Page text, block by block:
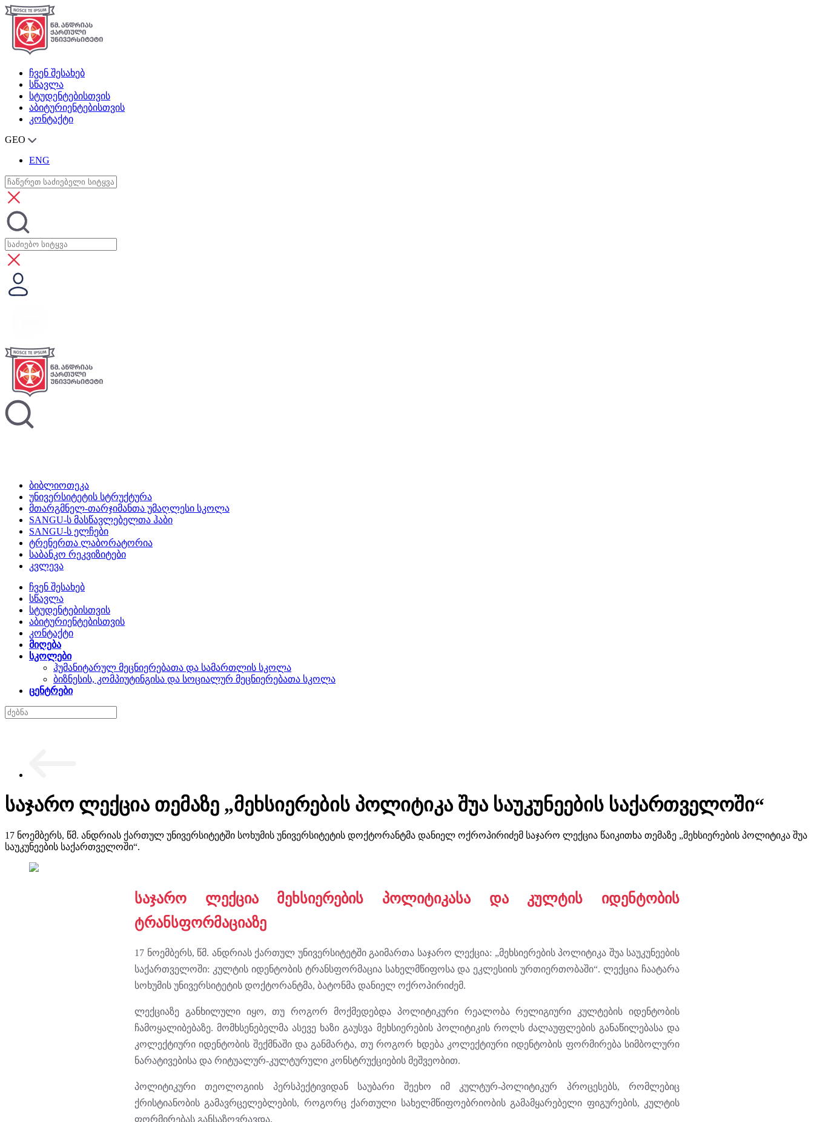
ჩვენ შესახებ
სწავლა
სტუდენტებისთვის
აბიტურიენტებისთვის
კონტაქტი
GEO
ENG
ბიბლიოთეკა
უნივერსიტეტის სტრუქტურა
მთარგმნელ-თარჯიმანთა უმაღლესი სკოლა
SANGU-ს მასწავლებელთა ჰაბი
SANGU-ს ელჩები
ტრენერთა ლაბორატორია
საბანკო რეკვიზიტები
კვლევა
ჩვენ შესახებ
სწავლა
სტუდენტებისთვის
აბიტურიენტებისთვის
კონტაქტი
მიღება
სკოლები
ჰუმანიტარულ მეცნიერებათა და სამართლის სკოლა
ბიზნესის, კომპიუტინგისა და სოციალურ მეცნიერებათა სკოლა
ცენტრები
საჯარო ლექცია თემაზე „მეხსიერების პოლიტიკა შუა საუკუნეების საქართველოში“
17 ნოემბერს, წმ. ანდრიას ქართულ უნივერსიტეტში სოხუმის უნივერსიტეტის დოქტორანტმა დანიელ ოქროპირიძემ საჯარო ლექცია წაიკითხა თემაზე „მეხსიერების პოლიტიკა შუა
საუკუნეების საქართველოში“.
საჯარო ლექცია მეხსიერების პოლიტიკასა და კულტის იდენტობის
ტრანსფორმაციაზე
17 ნოემბერს, წმ. ანდრიას ქართულ უნივერსიტეტში გაიმართა საჯარო ლექცია: „მეხსიერების პოლიტიკა შუა საუკუნეების
საქართველოში: კულტის იდენტობის ტრანსფორმაცია სახელმწიფოსა და ეკლესიის ურთიერთობაში“. ლექცია ჩაატარა
სოხუმის უნივერსიტეტის დოქტორანტმა, ბატონმა დანიელ ოქროპირიძემ.
ლექციაზე განხილული იყო, თუ როგორ მოქმედებდა პოლიტიკური რეალობა რელიგიური კულტების იდენტობის
ჩამოყალიბებაზე. მომხსენებელმა ასევე ხაზი გაუსვა მეხსიერების პოლიტიკის როლს ძალაუფლების განაწილებასა და
კოლექტიური იდენტობის შექმნაში და განმარტა, თუ როგორ ხდება კოლექტიური იდენტობის ფორმირება სიმბოლური
ნარატივებისა და რიტუალურ-კულტურული კონსტრუქციების მეშვეობით.
პოლიტიკური თეოლოგიის პერსპექტივიდან საუბარი შეეხო იმ კულტურ-პოლიტიკურ პროცესებს, რომლებიც
ქრისტიანობის გამავრცელებლების, როგორც ქართული სახელმწიფოებრიობის გამამყარებელი ფიგურების, კულტის
ფორმირებას განსაზღვრავდა.